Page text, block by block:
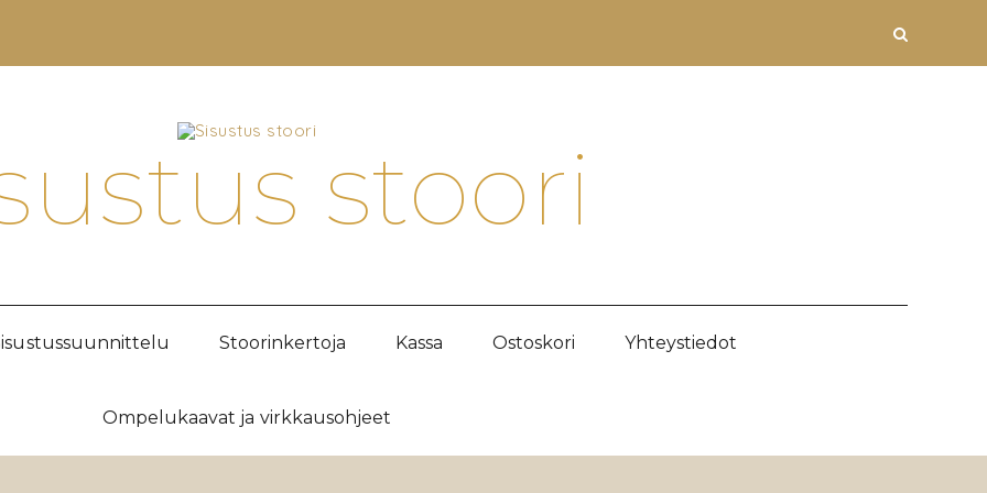
stoori
Stoorinkertoja Kassa Ostoskori Yhteystiedot
Ompelukaavat ja virkkausohjeet